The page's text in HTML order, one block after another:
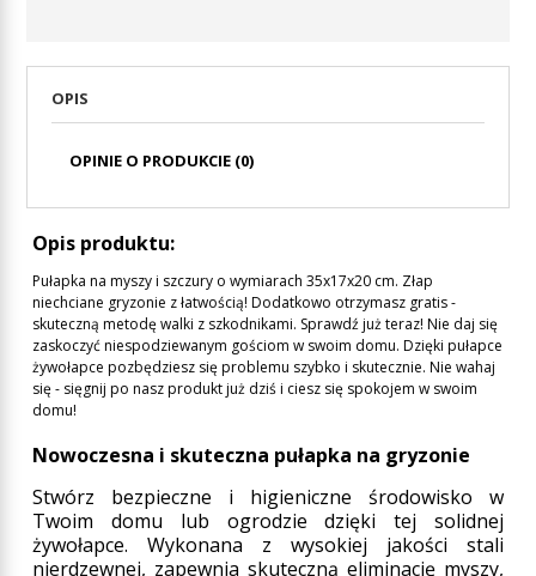
OPIS
OPINIE O PRODUKCIE (0)
Opis produktu:
Pułapka na myszy i szczury o wymiarach 35x17x20 cm. Złap
niechciane gryzonie z łatwością! Dodatkowo otrzymasz gratis -
skuteczną metodę walki z szkodnikami. Sprawdź już teraz! Nie daj się
zaskoczyć niespodziewanym gościom w swoim domu. Dzięki pułapce
żywołapce pozbędziesz się problemu szybko i skutecznie. Nie wahaj
się - sięgnij po nasz produkt już dziś i ciesz się spokojem w swoim
domu!
Nowoczesna i skuteczna pułapka na gryzonie
Stwórz bezpieczne i higieniczne środowisko w
Twoim domu lub ogrodzie dzięki tej solidnej
żywołapce. Wykonana z wysokiej jakości stali
nierdzewnej, zapewnia skuteczną eliminację myszy,